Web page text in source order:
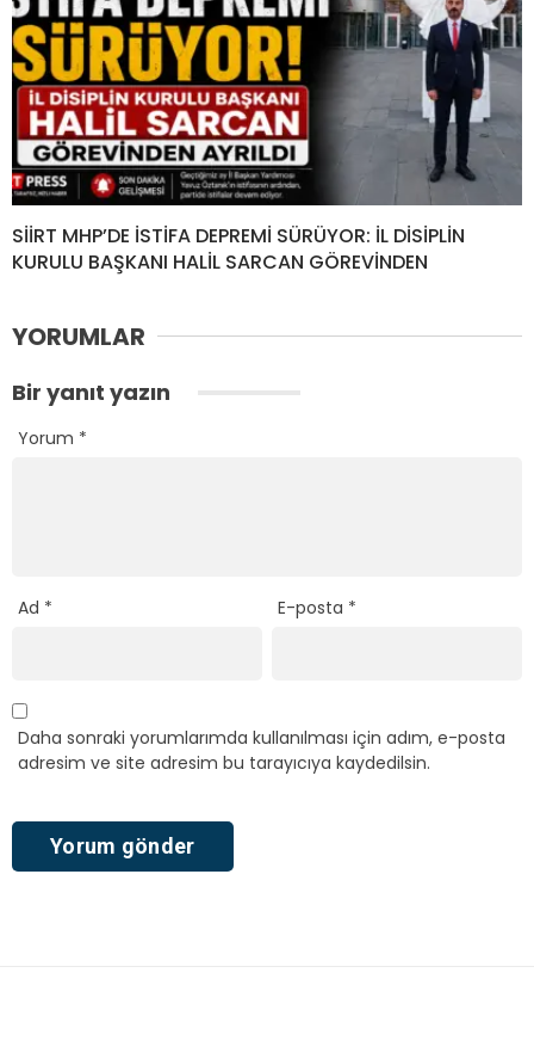
SİİRT MHP’DE İSTİFA DEPREMİ SÜRÜYOR: İL DİSİPLİN
KURULU BAŞKANI HALİL SARCAN GÖREVİNDEN
YORUMLAR
Bir yanıt yazın
Yorum *
Ad * E-posta *
Daha sonraki yorumlarımda kullanılması için adım, e-posta
adresim ve site adresim bu tarayıcıya kaydedilsin.